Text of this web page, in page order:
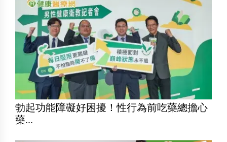
勃起功能障礙好困擾！性行為前吃藥總擔心
藥...